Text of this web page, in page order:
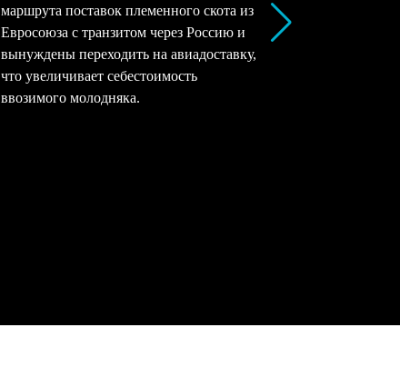
маршрута поставок племенного скота из
Евросоюза с транзитом через Россию и
вынуждены переходить на авиадоставку,
что увеличивает себестоимость
ввозимого молодняка.